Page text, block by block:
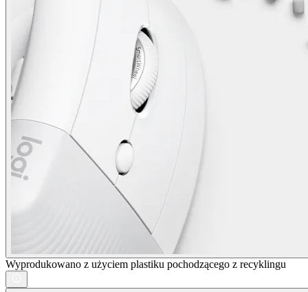
Wyprodukowano z użyciem plastiku pochodzącego z recyklingu